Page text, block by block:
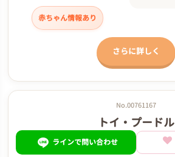
赤ちゃん情報あり
さらに詳しく
No.00761167
トイ・プードル
ラインで問い合わせ